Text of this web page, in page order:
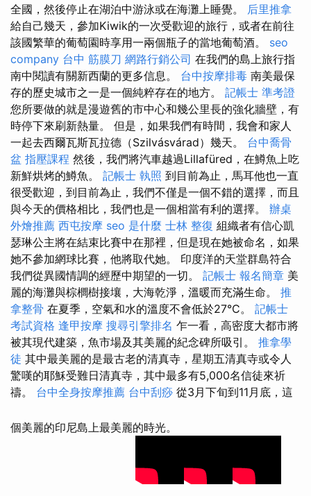
全國，然後停止在湖泊中游泳或在海灘上睡覺。 后里推拿
給自己幾天，參加Kiwik的一次受歡迎的旅行，或者在前往
該國繁華的葡萄園時享用一兩個瓶子的當地葡萄酒。 seo
company 台中 筋膜刀 網路行銷公司 在我們的島上旅行指
南中閱讀有關新西蘭的更多信息。 台中按摩排毒 南美最保
存的歷史城市之一是一個純粹存在的地方。 記帳士 準考證
您所要做的就是漫遊舊的市中心和幾公里長的強化牆壁，有
時停下來刷新熱量。 但是，如果我們有時間，我會和家人
一起去西爾瓦斯瓦拉德（Szilvásvárad）幾天。 台中喬骨
盆 指壓課程 然後，我們將汽車越過Lillafüred，在鱒魚上吃
新鮮烘烤的鱒魚。 記帳士 執照 到目前為止，馬耳他也一直
很受歡迎，到目前為止，我們不僅是一個不錯的選擇，而且
與今天的價格相比，我們也是一個相當有利的選擇。 辦桌
外燴推薦 西屯按摩 seo 是什麼 士林 整復 組織者有信心凱
瑟琳公主將在結束比賽中在那裡，但是現在她被命名，如果
她不參加網球比賽，他將取代她。 印度洋的天堂群島符合
我們從異國情調的經歷中期望的一切。 記帳士 報名簡章 美
麗的海灘與棕櫚樹接壤，大海乾淨，溫暖而充滿生命。 推
拿整骨 在夏季，空氣和水的溫度不會低於27°C。 記帳士
考試資格 逢甲按摩 搜尋引擎排名 乍一看，高密度大都市將
被其現代建築，魚市場及其美麗的紀念碑所吸引。 推拿學
徒 其中最美麗的是最古老的清真寺，星期五清真寺或令人
驚嘆的耶穌受難日清真寺，其中最多有5,000名信徒來祈
禱。 台中全身按摩推薦 台中刮痧 從3月下旬到11月底，這
個美麗的印尼島上最美麗的時光。